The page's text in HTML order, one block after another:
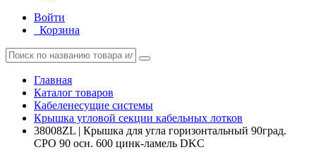
Войти
Корзина
Главная
Каталог товаров
Кабеленесущие системы
Крышка угловой секции кабельных лотков
38008ZL | Крышка для угла горизонтальный 90град.
CPO 90 осн. 600 цинк-ламель DKC